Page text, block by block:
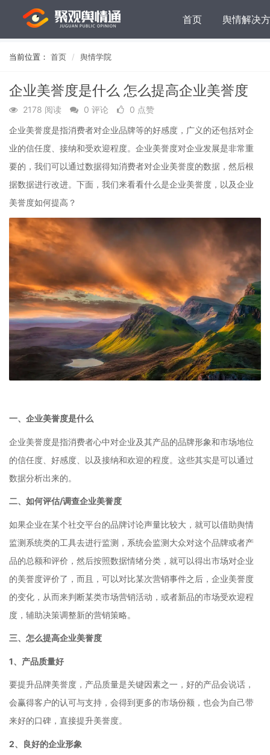
首页 舆情解决
当前位置： 首页 舆情学院
企业美誉度是什么 怎么提高企业美誉度
2178 阅读 0 评论
0 点赞
企业美誉度是指消费者对企业品牌等的好感度，广义的还包括对企
业的信任度、接纳和受欢迎程度。企业美誉度对企业发展是非常重
要的，我们可以通过数据得知消费者对企业美誉度的数据，然后根
据数据进行改进。下面，我们来看看什么是企业美誉度，以及企业
美誉度如何提高？
一、企业美誉度是什么
企业美誉度是指消费者心中对企业及其产品的品牌形象和市场地位
的信任度、好感度、以及接纳和欢迎的程度。这些其实是可以通过
数据分析出来的。
二、如何评估/调查企业美誉度
如果企业在某个社交平台的品牌讨论声量比较大，就可以借助舆情
监测系统类的工具去进行监测，系统会监测大众对这个品牌或者产
品的总额和评价，然后按照数据情绪分类，就可以得出市场对企业
的美誉度评价了，而且，可以对比某次营销事件之后，企业美誉度
的变化，从而来判断某类市场营销活动，或者新品的市场受欢迎程
度，辅助决策调整新的营销策略。
三、怎么提高企业美誉度
1、产品质量好
要提升品牌美誉度，产品质量是关键因素之一，好的产品会说话，
会赢得客户的认可与支持，会得到更多的市场份额，也会为自己带
来好的口碑，直接提升美誉度。
2、良好的企业形象